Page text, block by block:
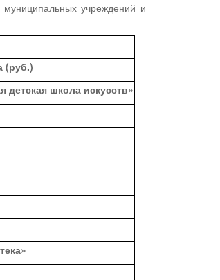
муниципальных учреждений и
(руб.)
школа искусств»